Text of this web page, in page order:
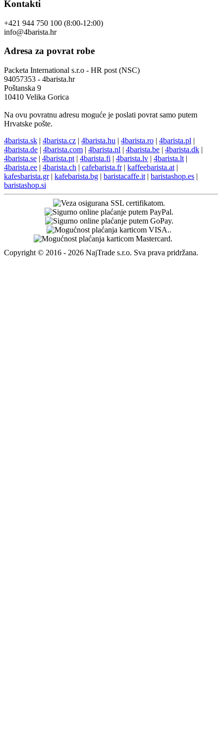
Kontakti
+421 944 750 100 (8:00-12:00)
info@4barista.hr
Adresa za povrat robe
Packeta International s.r.o - HR post (NSC)
94057353 - 4barista.hr
Poštanska 9
10410 Velika Gorica
Na ovu povratnu adresu moguće je poslati povrat samo putem
Hrvatske pošte.
4barista.sk | 4barista.cz | 4barista.hu | 4barista.ro | 4barista.pl |
4barista.de | 4barista.com | 4barista.nl | 4barista.be | 4barista.dk |
4barista.se | 4barista.pt | 4barista.fi | 4barista.lv | 4barista.lt |
4barista.ee | 4barista.ch | cafebarista.fr| kaffeebarista.at |
kafesbarista.gr| kafebarista.bg | baristacaffe.it | baristashop.es |
baristashop.si
Copyright © 2016 - 2026 NajTrade s.r.o. Sva prava pridržana.